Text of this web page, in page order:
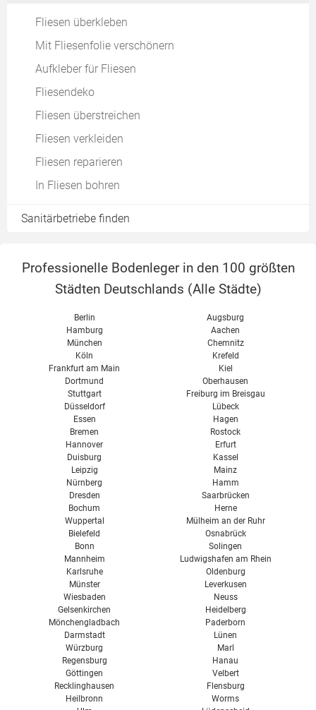
Mexikanische Fliesen
Fliesen mit Steinoptik
Fliesen mit Parkettoptik
Fliesen mit Holzoptik
Fliesen mit Metalloptik
Steinchenteppiche
Braune Badfliesen
Badfliesen in Beige
Badfliesen in Terrakotta
Gelbe Badfliesen
Grüne Badfliesen
Rote Badfliesen
Badfliesen in Lila
Badfliesen in Türkis
Kosten beim selber fliesen
Fliesen überkleben
Mit Fliesenfolie verschönern
Aufkleber für Fliesen
Fliesendeko
Fliesen überstreichen
Fliesen verkleiden
Fliesen reparieren
In Fliesen bohren
Sanitärbetriebe finden
Professionelle Bodenleger in den 100 größten
Städten Deutschlands (Alle Städte)
Berlin
Hamburg
München
Köln
Frankfurt am Main
Dortmund
Stuttgart
Düsseldorf
Essen
Bremen
Hannover
Duisburg
Leipzig
Nürnberg
Dresden
Bochum
Wuppertal
Bielefeld
Bonn
Mannheim
Karlsruhe
Münster
Wiesbaden
Gelsenkirchen
Mönchengladbach
Augsburg
Aachen
Chemnitz
Krefeld
Kiel
Oberhausen
Freiburg im Breisgau
Lübeck
Hagen
Rostock
Erfurt
Kassel
Mainz
Hamm
Saarbrücken
Herne
Mülheim an der Ruhr
Osnabrück
Solingen
Ludwigshafen am Rhein
Oldenburg
Leverkusen
Neuss
Heidelberg
Paderborn
Darmstadt
Würzburg
Regensburg
Göttingen
Recklinghausen
Heilbronn
Lünen
Marl
Hanau
Velbert
Flensburg
Worms